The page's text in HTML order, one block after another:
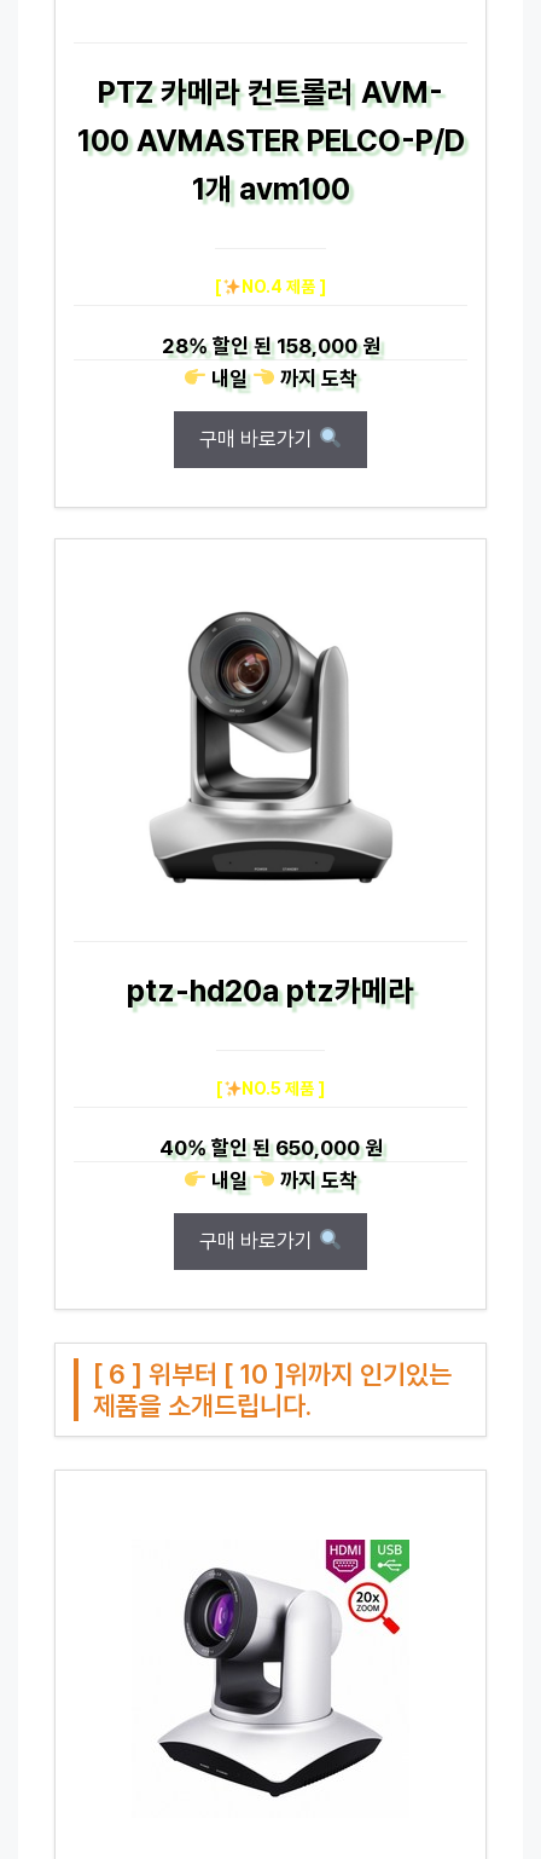
PTZ 카메라 컨트롤러 AVM-
100 AVMASTER PELCO-P/D
1개 avm100
[ NO.4 제품 ]
28%할인 된158,000 원
내일
까지도착
구매 바로가기
ptz-hd20a ptz카메라
[ NO.5 제품 ]
40%할인 된650,000 원
내일
까지도착
구매 바로가기
[ 6 ] 위부터 [ 10 ]위까지 인기있는
제품을 소개드립니다.